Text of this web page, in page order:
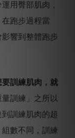
用臀部肌肉，
跑步過程當
響到整體跑步
要訓練肌肉，就
量訓練」之所以
訓練肌肉的超
數不同，訓練